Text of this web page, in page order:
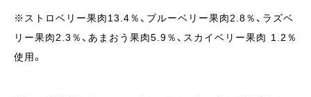
※ストロベリー果肉13.4％、ブルーベリー果肉2.8％、ラズベ
リー果肉2.3％、あまおう果肉5.9％、スカイベリー果肉 1.2％
使用。